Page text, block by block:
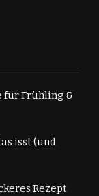
für Frühling &
isst (und
Rezept